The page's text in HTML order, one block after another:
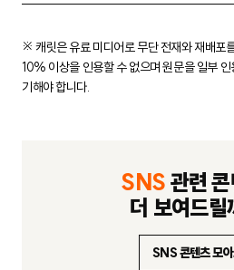
※ 캐릿은 유료 미디어로 무단 전재와 재배포
10% 이상을 인용할 수 없으며 원문을 일부
기해야 합니다.
SNS 관련
더 보여드
SNS 콘텐츠 모아